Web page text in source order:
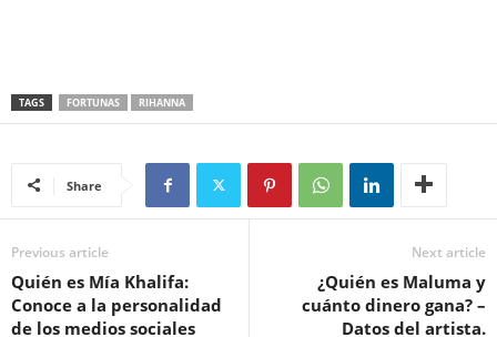
TAGS FORTUNAS RIHANNA
Share
Previous article
Quién es Mía Khalifa:
Conoce a la personalidad
de los medios sociales
Next article
¿Quién es Maluma y
cuánto dinero gana? –
Datos del artista.